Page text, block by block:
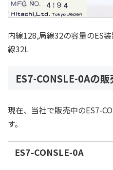
内線128,局線32の容量のES
線32L
ES7-CONSLE-0Aの販
現在、当社で販売中のES7-
す。
ES7-CONSLE-0A